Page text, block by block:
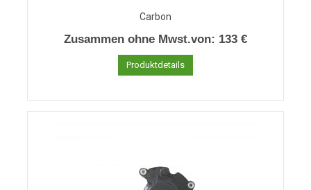
Carbon
Zusammen ohne Mwst.von: 133 €
Produktdetails